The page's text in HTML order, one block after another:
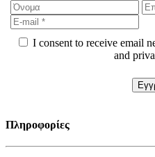
I consent to receive email
and
Πληροφορίες